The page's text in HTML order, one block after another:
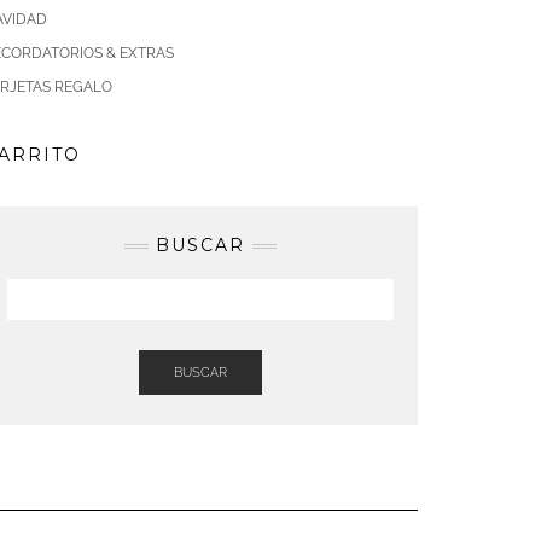
& EXTRAS
REGALO
BUSCAR
BUSCAR